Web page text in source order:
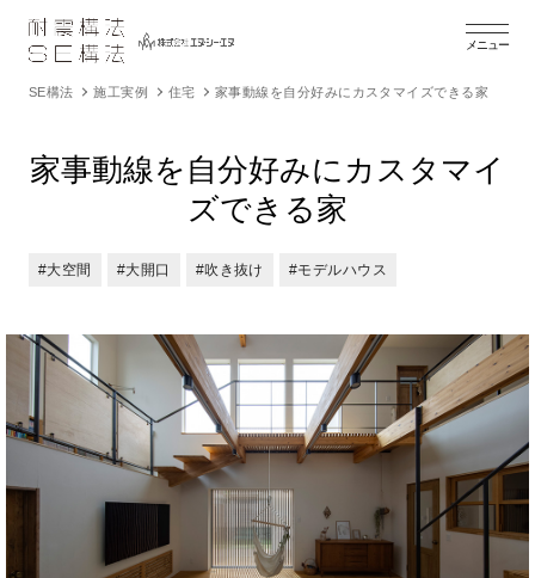
メニュー
SE構法 施工実例 住宅 家事動線を自分好みにカスタマイズできる家
家事動線を自分好みにカスタマイ
ズできる家
#大空間 #大開口 #吹き抜け #モデルハウス